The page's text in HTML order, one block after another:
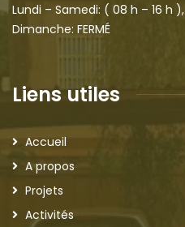
Lundi – Samedi: ( 08 h – 16 h ),
Dimanche: FERMÉ
Liens utiles
Accueil
A propos
Projets
Activités